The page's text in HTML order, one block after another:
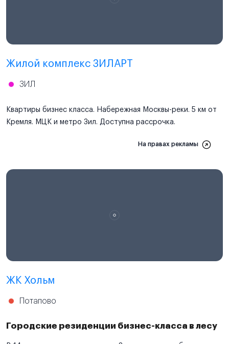
Жилой комплекс ЗИЛАРТ
ЗИЛ
Квартиры бизнес класса. Набережная Москвы-реки. 5 км от
Кремля. МЦК и метро Зил. Доступна рассрочка.
На правах рекламы
ЖК Хольм
Потапово
Городские резиденции бизнес-класса в лесу